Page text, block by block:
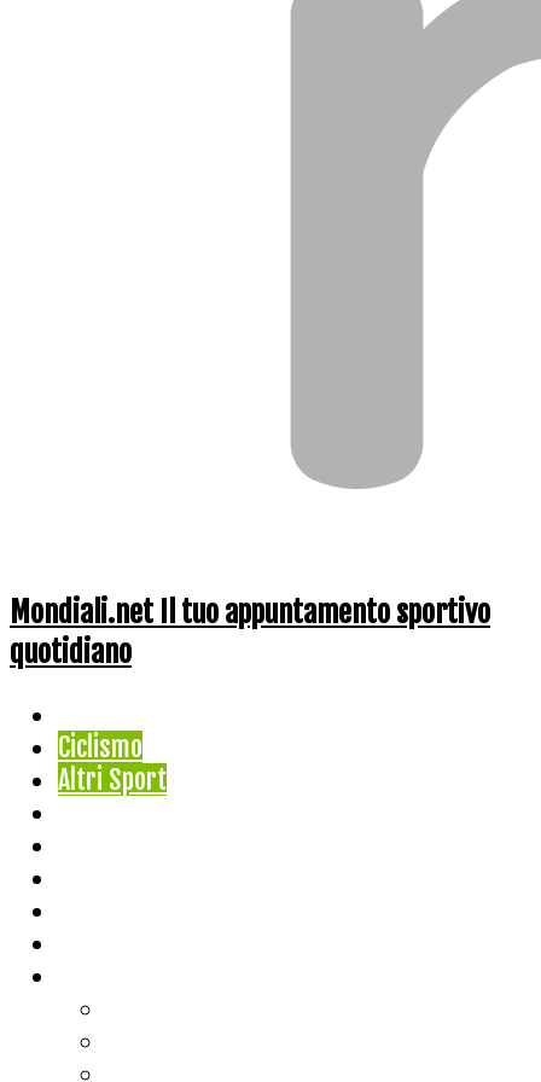
Mondiali.net Il tuo appuntamento sportivo
quotidiano
Ciclismo
Altri Sport